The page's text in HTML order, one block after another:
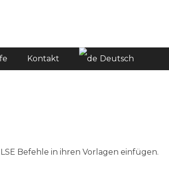
Kontakt Deutsch
Befehle in ihren Vorlagen einfügen.